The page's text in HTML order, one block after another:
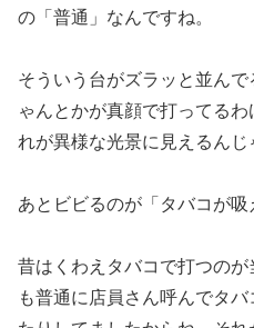
の「普通」なんですね。
そういう台がズラッと並ん
ゃんとかが真顔で打ってる
れが異様な光景に 見えるんじ
あとビビるのが「タバコが吸
昔はくわえタバコで打つの
も普通に 店員さん呼んでタ